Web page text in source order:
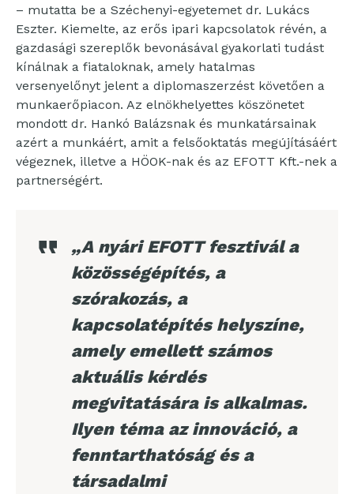
– mutatta be a Széchenyi-egyetemet dr. Lukács
Eszter. Kiemelte, az erős ipari kapcsolatok révén, a
gazdasági szereplők bevonásával gyakorlati tudást
kínálnak a fiataloknak, amely hatalmas
versenyelőnyt jelent a diplomaszerzést követően a
munkaerőpiacon. Az elnökhelyettes köszönetet
mondott dr. Hankó Balázsnak és munkatársainak
azért a munkáért, amit a felsőoktatás megújításáért
végeznek, illetve a HÖOK-nak és az EFOTT Kft.-nek a
partnerségért.
„A nyári EFOTT fesztivál a
közösségépítés, a
szórakozás, a
kapcsolatépítés helyszíne,
amely emellett számos
aktuális kérdés
megvitatására is alkalmas.
Ilyen téma az innováció, a
fenntarthatóság és a
társadalmi